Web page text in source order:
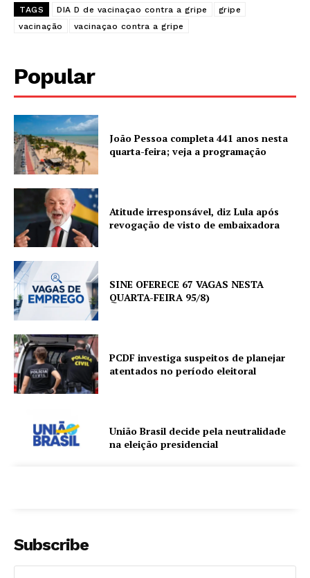
TAGS DIA D de vacinaçao contra a gripe
gripe
vacinação
vacinaçao contra a gripe
Popular
João Pessoa completa 441 anos nesta
quarta-feira; veja a programação
Atitude irresponsável, diz Lula após
revogação de visto de embaixadora
SINE OFERECE 67 VAGAS NESTA
QUARTA-FEIRA 95/8)
PCDF investiga suspeitos de planejar
atentados no período eleitoral
União Brasil decide pela neutralidade
na eleição presidencial
Subscribe